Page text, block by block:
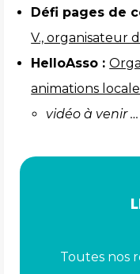
Défi pages de
V., organisateur
HelloAsso :
animations
vidéo à venir …
Toutes nos